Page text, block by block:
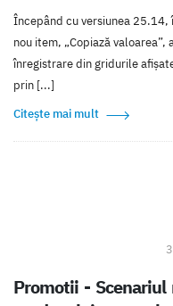
Începând cu versiunea 25.14,
nou item, „Copiază
înregistrare din gridurile
prin [...]
Citește mai mult
Promotii -